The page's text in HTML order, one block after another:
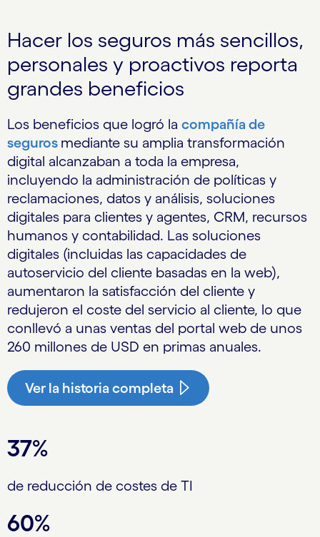
Hacer los seguros más sencillos,
personales y proactivos reporta
grandes beneficios
Los beneficios que logró la compañía de
seguros mediante su amplia transformación
digital alcanzaban a toda la empresa,
incluyendo la administración de políticas y
reclamaciones, datos y análisis, soluciones
digitales para clientes y agentes, CRM, recursos
humanos y contabilidad. Las soluciones
digitales (incluidas las capacidades de
autoservicio del cliente basadas en la web),
aumentaron la satisfacción del cliente y
redujeron el coste del servicio al cliente, lo que
conllevó a unas ventas del portal web de unos
260 millones de USD en primas anuales.
Ver la historia completa
37%
de reducción de costes de TI
60%